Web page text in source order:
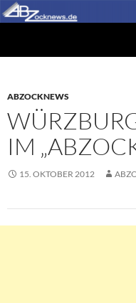
Zum
Inhalt
ABZOCKNEWS
IM
15. OKTOBER 2012